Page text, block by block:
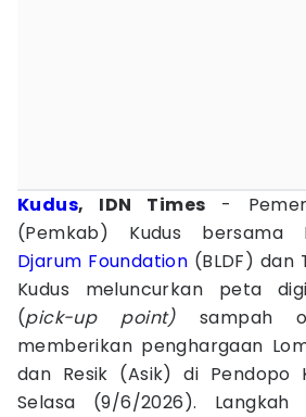
Kudus, IDN Times -
(Pemkab) Kudus bersama
Djarum Foundation (BLDF) dan
Kudus meluncurkan peta
(pick-up point)sampah
memberikan penghargaan
dan Resik (Asik) di Pendopo
Selasa (9/6/2026).